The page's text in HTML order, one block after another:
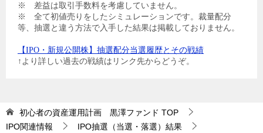
※ 差益は取引手数料を考慮していません。
※ 全て初値売りをしたシミュレーションです。裁量配分
等、抽選と違う方法で入手した結果は掲載しておりません。
【IPO・新規公開株】抽選配分当選履歴とその戦績
↑より詳しい過去の戦績はリンク先からどうぞ。
初心者の資産運用計画 黒澤ファンド TOP
IPO関連情報
IPO抽選（当選・落選）結果